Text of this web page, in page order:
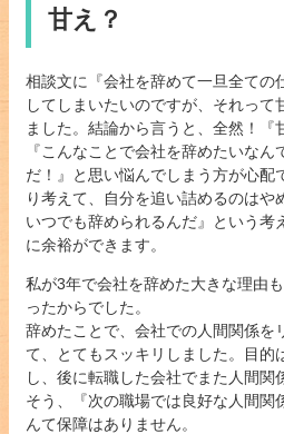
甘え？
相談文に『会社を辞めて一旦全ての
してしまいたいのですが、それって
ました。結論から言うと、全然！『
『こんなことで会社を辞めたいな
だ！』と思い悩んでしまう方が心配
り考えて、自分を追い詰めるのはや
いつでも辞められるんだ』という考
に余裕ができます。
私が3年で会社を辞めた大きな理由
ったからでした。
辞めたことで、会社での人間関係を
て、とてもスッキリしました。目的
し、後に転職した会社でまた人間関
そう、『次の職場では良好な人間関
んて保障はありません。